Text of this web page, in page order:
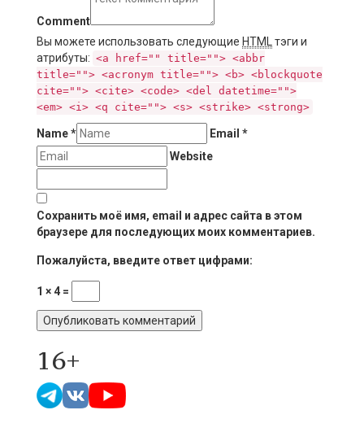
Comment
Вы можете использовать следующие HTML
тэги и
атрибуты: <a href="" title=""> <abbr
title=""> <acronym title=""> <b> <blockquote
cite=""> <cite> <code> <del datetime="">
<em> <i> <q cite=""> <s> <strike> <strong>
Name* Email *
Website
Сохранить моё имя, email и адрес сайта в этом
браузере для последующих моих комментариев.
Пожалуйста, введите ответ цифрами:
1 × 4 =
16+